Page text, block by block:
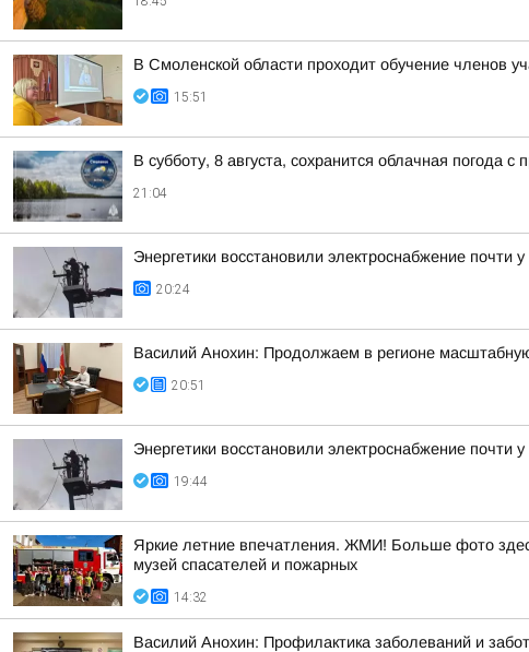
В Смоленской области проходит обучение членов
15:51
В субботу, 8 августа, сохранится облачная погода с
21:04
Энергетики восстановили электроснабжение почти
20:24
Василий Анохин: Продолжаем в регионе
20:51
Энергетики восстановили электроснабжение почти
19:44
Яркие летние впечатления. ЖМИ! Больше фото
музей спасателей и пожарных
14:32
Василий Анохин: Профилактика заболеваний и